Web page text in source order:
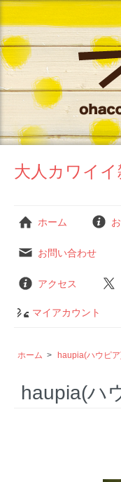
大人カワイ
ホーム
お問い合わせ
アクセス
マイアカウント
ホーム > haupia(ハウピ
haupia(ハ